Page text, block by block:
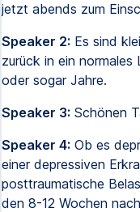
jetzt abends zum
Speaker 2: Es sind
zurück in ein
oder sogar Jahre.
Speaker 3: Schönen
Speaker 4: Ob es
einer depressiven
posttraumatische
den 8-12 Wochen